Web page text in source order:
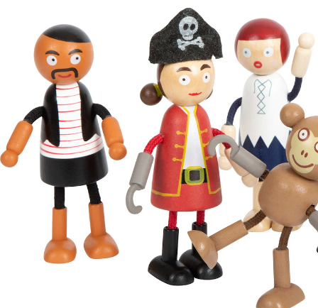
Biegepuppen Piraten Figuren
24,99 €
inkl. MwSt. und zzgl.Versandkosten
12 PAYBACK Basis°Punkte
sammeln
In den Warenkorb
Lieferung nach Hause
Lieferbar - in 3-4 Werktagen bei Dir
Versand durch Partner
Filialabholung